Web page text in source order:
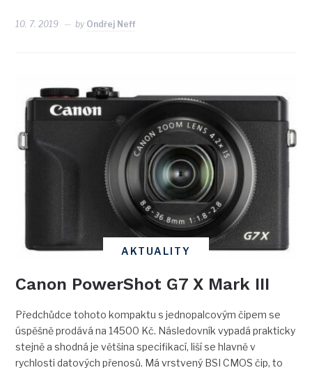
10. 7. 2019 by Ondřej Neff
AKTUALITY
Canon PowerShot G7 X Mark III
Předchůdce tohoto kompaktu s jednopalcovým čipem se
úspěšně prodává na 14500 Kč. Následovník vypadá prakticky
stejně a shodná je většina specifikací, liší se hlavně v
rychlosti datových přenosů. Má vrstvený BSI CMOS čip, to